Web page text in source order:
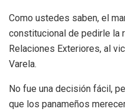
Como ustedes saben, el
constitucional de pedirle la
Relaciones Exteriores, al
Varela.
No fue una decisión fácil,
que los panameños